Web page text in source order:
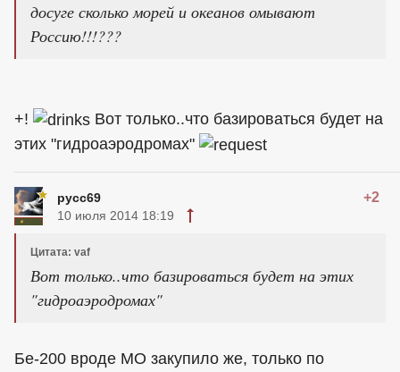
досуге сколько морей и океанов омывают
Россию!!!???
+!
Вот только..что базироваться будет на
этих "гидроаэродромах"
русс69 +2
10 июля 2014 18:19
Цитата: vaf
Вот только..что базироваться будет на этих
"гидроаэродромах"
Бе-200 вроде МО закупило же, только по